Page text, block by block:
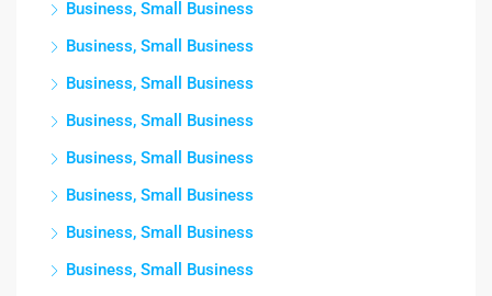
Business, Small Business
Business, Small Business
Business, Small Business
Business, Small Business
Business, Small Business
Business, Small Business
Business, Small Business
Business, Small Business